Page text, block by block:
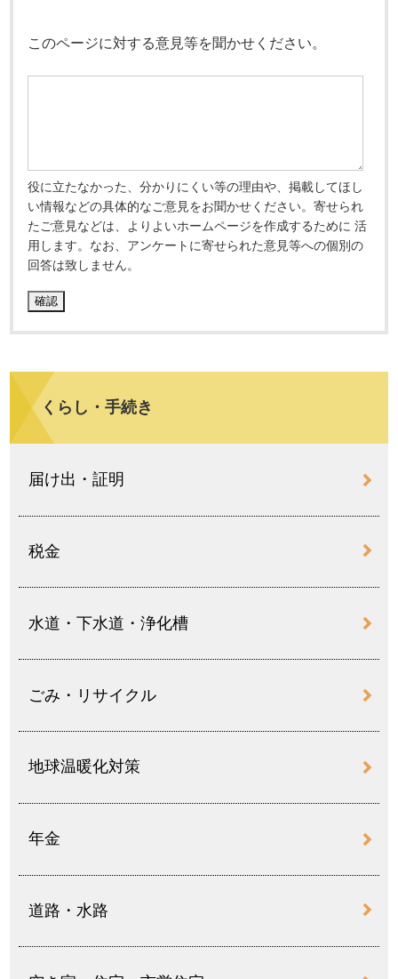
このページに対する意見等を聞かせください。
役に立たなかった、分かりにくい等の理由や、掲載してほし
い情報などの具体的なご意見をお聞かせください。寄せられ
たご意見などは、よりよいホームページを作成するために 活
用します。なお、アンケートに寄せられた意見等への個別の
回答は致しません。
くらし・手続き
届け出・証明
税金
水道・下水道・浄化槽
ごみ・リサイクル
地球温暖化対策
年金
道路・水路